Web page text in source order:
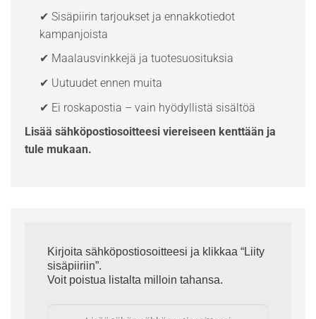
✔ Sisäpiirin tarjoukset ja ennakkotiedot
kampanjoista
✔ Maalausvinkkejä ja tuotesuosituksia
✔ Uutuudet ennen muita
✔ Ei roskapostia – vain hyödyllistä sisältöä
Lisää sähköpostiosoitteesi viereiseen kenttään ja
tule mukaan.
Kirjoita sähköpostiosoitteesi ja klikkaa “Liity
sisäpiiriin”.
Voit poistua listalta milloin tahansa.